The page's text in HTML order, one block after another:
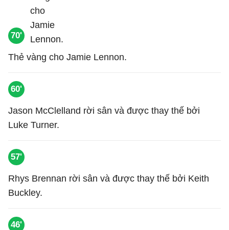
70'
Thẻ vàng cho Jamie Lennon.
60'
Jason McClelland rời sân và được thay thế bởi
Luke Turner.
57'
Rhys Brennan rời sân và được thay thế bởi Keith
Buckley.
46'